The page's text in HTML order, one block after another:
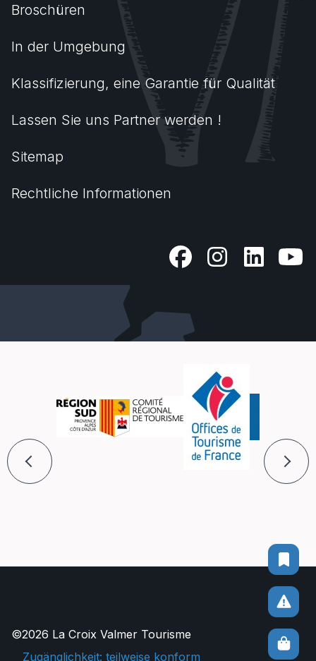
Broschüren
In der Umgebung
Klassifizierung, eine Garantie für Qualität
Lassen Sie uns Partner werden !
Sitemap
Rechtliche Informationen
©2026 La Croix Valmer Tourisme
Zugänglichkeit: teilweise konform